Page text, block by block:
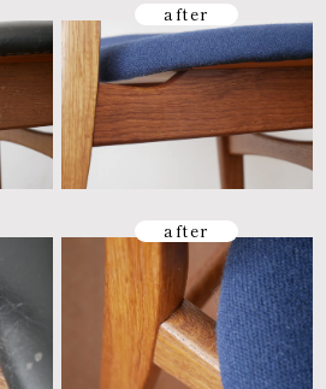
after
after